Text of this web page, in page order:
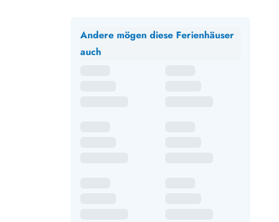
Andere mögen diese Ferienhäuser
auch